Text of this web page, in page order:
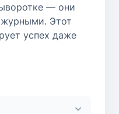
— они
Этот
успех даже